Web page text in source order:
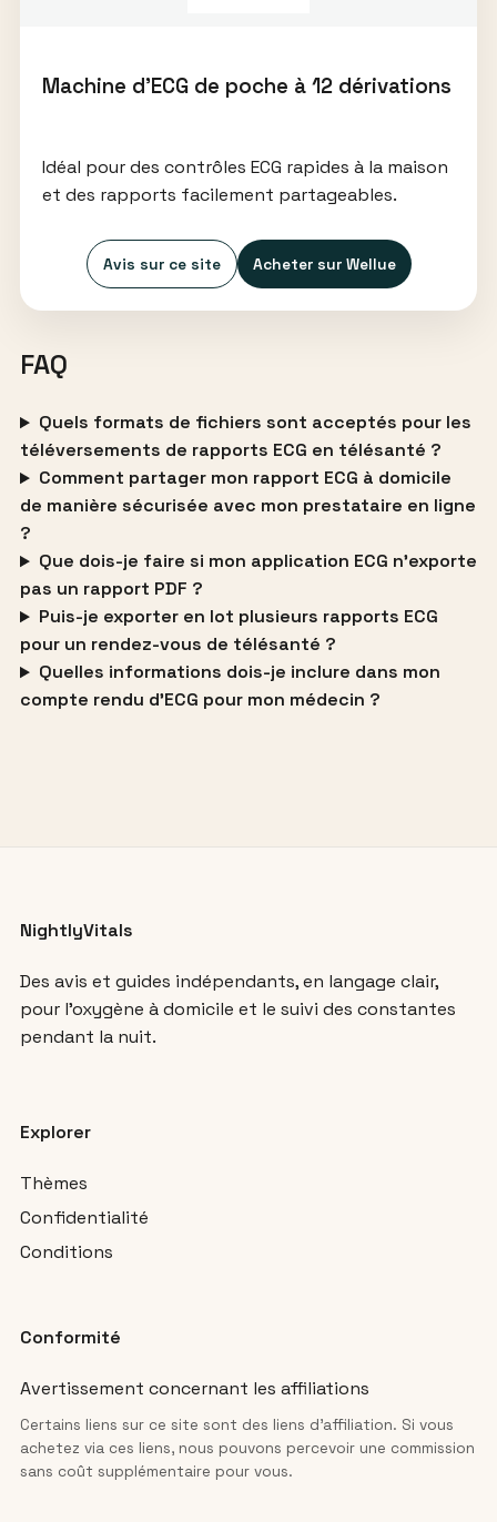
Machine d’ECG de poche à 12 dérivations
Idéal pour des contrôles ECG rapides à la maison
et des rapports facilement partageables.
Avis sur ce site Acheter sur Wellue
FAQ
Quels formats de fichiers sont acceptés pour les
téléversements de rapports ECG en télésanté ?
Comment partager mon rapport ECG à domicile
de manière sécurisée avec mon prestataire en ligne
?
Que dois-je faire si mon application ECG n’exporte
pas un rapport PDF ?
Puis-je exporter en lot plusieurs rapports ECG
pour un rendez-vous de télésanté ?
Quelles informations dois-je inclure dans mon
compte rendu d’ECG pour mon médecin ?
NightlyVitals
Des avis et guides indépendants, en langage clair,
pour l’oxygène à domicile et le suivi des constantes
pendant la nuit.
Explorer
Thèmes
Confidentialité
Conditions
Conformité
Avertissement concernant les affiliations
Certains liens sur ce site sont des liens d’affiliation. Si vous
achetez via ces liens, nous pouvons percevoir une commission
sans coût supplémentaire pour vous.